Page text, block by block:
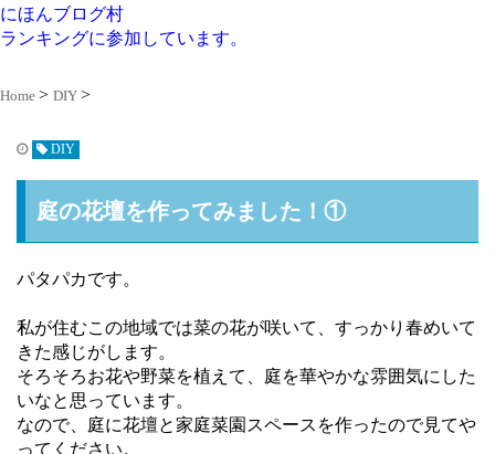
にほんブログ村
ランキングに参加しています。
Home DIY
DIY
庭の花壇を作ってみました！①
パタパカです。
私が住むこの地域では菜の花が咲いて、すっかり春めいて
きた感じがします。
そろそろお花や野菜を植えて、庭を華やかな雰囲気にした
いなと思っています。
なので、庭に花壇と家庭菜園スペースを作ったので見てや
ってください。